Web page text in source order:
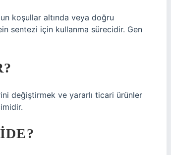
koşullar altında veya doğru
sentezi için kullanma sürecidir. Gen
değiştirmek ve yararlı ticari ürünler